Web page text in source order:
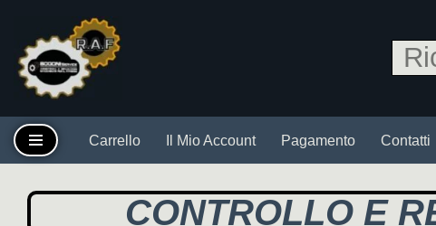
Vai
al
contenuto
Carrello Il Mio Account Pagamento Contatti
CONTROLLO E